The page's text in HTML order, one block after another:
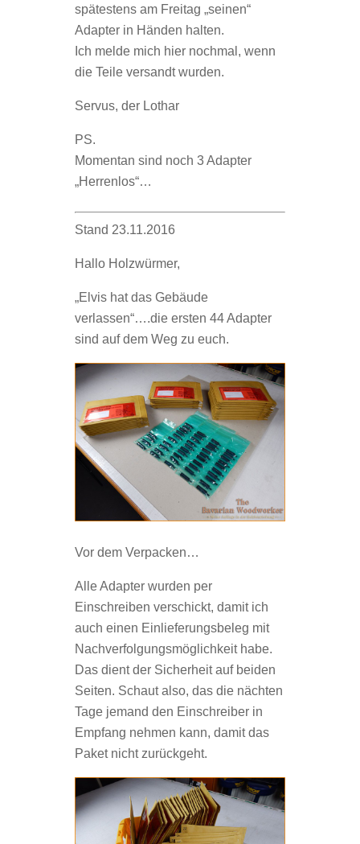
spätestens am Freitag „seinen“
Adapter in Händen halten.
Ich melde mich hier nochmal, wenn
die Teile versandt wurden.
Servus, der Lothar
PS.
Momentan sind noch 3 Adapter
„Herrenlos“…
Stand 23.11.2016
Hallo Holzwürmer,
„Elvis hat das Gebäude
verlassen“….die ersten 44 Adapter
sind auf dem Weg zu euch.
Vor dem Verpacken…
Alle Adapter wurden per
Einschreiben verschickt, damit ich
auch einen Einlieferungsbeleg mit
Nachverfolgungsmöglichkeit habe.
Das dient der Sicherheit auf beiden
Seiten. Schaut also, das die nächten
Tage jemand den Einschreiber in
Empfang nehmen kann, damit das
Paket nicht zurückgeht.